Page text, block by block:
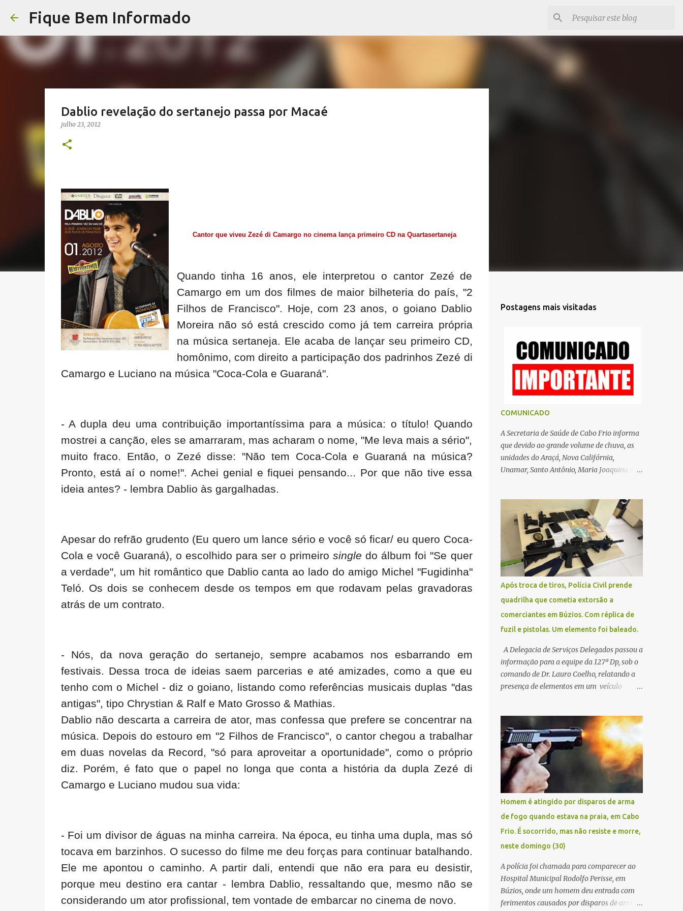
Fique Bem Informado
Dablio revelação do sertanejo passa por Macaé
julho 23, 2012
Cantor que viveu Zezé di Camargo no cinema lança primeiro CD na Quartasertaneja
Quando tinha 16 anos, ele interpretou o cantor Zezé de
Camargo em um dos filmes de maior bilheteria do país, "2
Filhos de Francisco". Hoje, com 23 anos, o goiano Dablio
Moreira não só está crescido como já tem carreira própria
na música sertaneja. Ele acaba de lançar seu primeiro CD,
homônimo, com direito a participação dos padrinhos Zezé di
Camargo e Luciano na música "Coca-Cola e Guaraná".
- A dupla deu uma contribuição importantíssima para a música: o título! Quando
mostrei a canção, eles se amarraram, mas acharam o nome, "Me leva mais a sério",
muito fraco. Então, o Zezé disse: "Não tem Coca-Cola e Guaraná na música?
Pronto, está aí o nome!". Achei genial e fiquei pensando... Por que não tive essa
ideia antes? - lembra Dablio às gargalhadas.
Apesar do refrão grudento (Eu quero um lance sério e você só ficar/ eu quero Coca-
Cola e você Guaraná), o escolhido para ser o primeirosingle do álbum foi "Se quer
a verdade", um hit romântico que Dablio canta ao lado do amigo Michel "Fugidinha"
Teló. Os dois se conhecem desde os tempos em que rodavam pelas gravadoras
atrás de um contrato.
- Nós, da nova geração do sertanejo, sempre acabamos nos esbarrando em
festivais. Dessa troca de ideias saem parcerias e até amizades, como a que eu
tenho com o Michel - diz o goiano, listando como referências musicais duplas "das
antigas", tipo Chrystian & Ralf e Mato Grosso & Mathias.
Dablio não descarta a carreira de ator, mas confessa que prefere se concentrar na
música. Depois do estouro em "2 Filhos de Francisco", o cantor chegou a trabalhar
em duas novelas da Record, "só para aproveitar a oportunidade", como o próprio
diz. Porém, é fato que o papel no longa que conta a história da dupla Zezé di
Camargo e Luciano mudou sua vida:
- Foi um divisor de águas na minha carreira. Na época, eu tinha uma dupla, mas só
tocava em barzinhos. O sucesso do filme me deu forças para continuar batalhando.
Ele me apontou o caminho. A partir dali, entendi que não era para eu desistir,
porque meu destino era cantar - lembra Dablio, ressaltando que, mesmo não se
considerando um ator profissional, tem vontade de embarcar no cinema de novo.
Postagens mais visitadas
COMUNICADO
A Secretaria de Saúde de Cabo Frio informa
que devido ao grande volume de chuva, as
unidades do Araçá, Nova Califórnia,
Unamar, Santo Antônio, Maria Joaquina e
dia serão remarcadas; a orientação é que os
pacientes procurem as unidades na
segunda-feira (2) para saberem o dia da
remarcação. Contamos com a compreensão
de toda população, pois se trata de uma
situação climática que foge ao controle da
administração pública.
Após troca de tiros, Polícia Civil prende
quadrilha que cometia extorsão a
comerciantes em Búzios. Com réplica de
fuzil e pistolas. Um elemento foi baleado.
A Delegacia de Serviços Delegados passou a
informação para a equipe da 127ª Dp, sob o
comando de Dr. Lauro Coelho, relatando a
presença de elementos em um veículo
Búzios, na manhã de sexta feira (05). De
posse da placa do carro, a equipe da Civil
conseguiu aborda los na Estrada de Guriri
quanto tentavam fugir da cidade Buziana.
Um dos detidos é policial civil e este foi
baleado na perna na troca de tiros . Na
ocorrência, três armas, pistolas e uma
réplica de fuzil, foram apreendidas. O
homem baleado foi identificado como
Claudio Bastos, conhecido no meio político.
Homem é atingido por disparos de arma
de fogo quando estava na praia, em Cabo
Frio. É socorrido, mas não resiste e morre,
neste domingo (30)
A polícia foi chamada para comparecer ao
Hospital Municipal Rodolfo Perisse, em
Búzios, onde um homem deu entrada com
ferimentos causados por disparos de arma